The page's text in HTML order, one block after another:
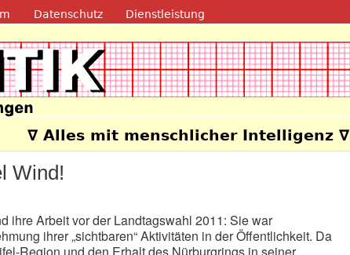
Direkt zum Inhalt
Datenschutz Dienstleistung
∇ Alles mit menschlicher Intelligenz ∇
Wind!
ihre Arbeit vor der Landtagswahl 2011: Sie war
ihrer „sichtbaren“ Aktivitäten in der Öffentlichkeit. Da